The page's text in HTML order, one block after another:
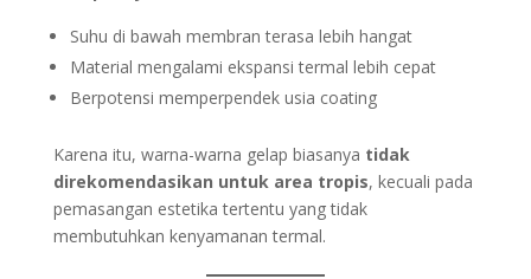
Suhu di bawah membran terasa lebih hangat
Material mengalami ekspansi termal lebih cepat
Berpotensi memperpendek usia coating
Karena itu, warna-warna gelap biasanya tidak
direkomendasikan untuk area tropis, kecuali pada
pemasangan estetika tertentu yang tidak
membutuhkan kenyamanan termal.